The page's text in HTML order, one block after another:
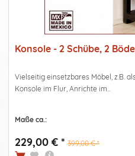
Konsole - 2 Schübe, 2
Vielseitig einsetzbares Möbel, z.B.
Konsole im Flur, Anrichte im...
Maße ca.:
229,00 € * 399,00 € *